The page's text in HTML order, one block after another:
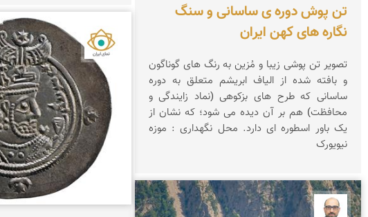
تن پوش دوره ی ساسانی و سنگ
نگاره های کهن ایران
تصویر تن پوشی زیبا و مُزین به رنگ های گوناگون
و بافته شده از الیاف ابریشم متعلق به دوره
ساسانی که طرح های بزکوهی (نماد زایندگی و
محافظت) هم بر آن دیده می شود؛ که نشان از
یک باور اسطوره ای دارد. محل نگهداری : موزه
نیویورک
بابک ارجمندی
نمای ایران